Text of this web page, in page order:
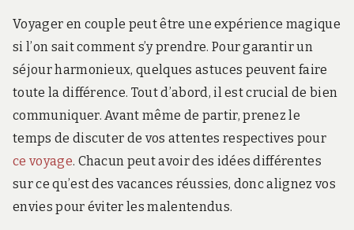
Voyager en couple peut être une expérience magique
si l’on sait comment s’y prendre. Pour garantir un
séjour harmonieux, quelques astuces peuvent faire
toute la différence. Tout d’abord, il est crucial de bien
communiquer. Avant même de partir, prenez le
temps de discuter de vos attentes respectives pour
ce voyage. Chacun peut avoir des idées différentes
sur ce qu’est des vacances réussies, donc alignez vos
envies pour éviter les malentendus.